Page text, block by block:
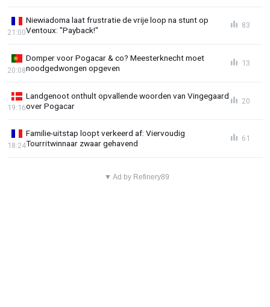
Niewiadoma laat frustratie de vrije loop na stunt op
Ventoux: "Payback!"
21:00
83
Domper voor Pogacar & co? Meesterknecht moet
noodgedwongen opgeven
20:08
13
Landgenoot onthult opvallende woorden van Vingegaard
over Pogacar
19:16
20
Familie-uitstap loopt verkeerd af: Viervoudig
Tourritwinnaar zwaar gehavend
18:24
61
▼ Ad by Refinery89